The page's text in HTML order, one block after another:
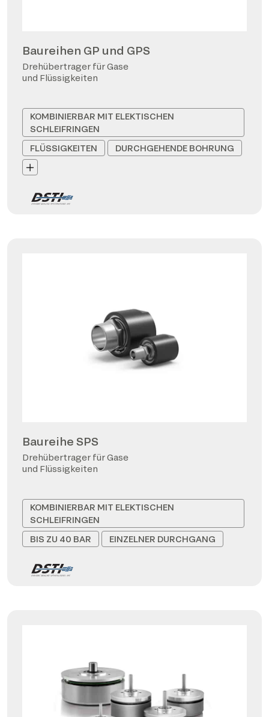
Baureihen GP und GPS
Drehübertrager für Gase
und Flüssigkeiten
KOMBINIERBAR MIT ELEKTISCHEN
SCHLEIFRINGEN
FLÜSSIGKEITEN
DURCHGEHENDE BOHRUNG
Baureihe SPS
Drehübertrager für Gase
und Flüssigkeiten
KOMBINIERBAR MIT ELEKTISCHEN
SCHLEIFRINGEN
BIS ZU 40 BAR
EINZELNER DURCHGANG